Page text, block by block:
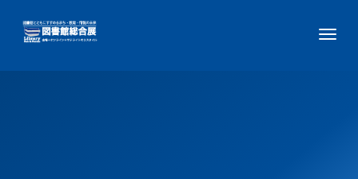
ー
用
メ